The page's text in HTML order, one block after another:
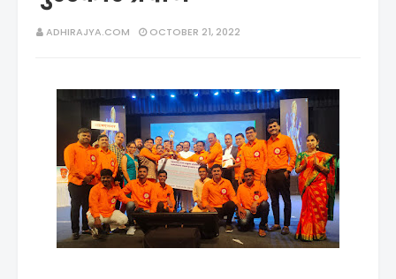
ADHIRAJYA.COM OCTOBER 21, 2022